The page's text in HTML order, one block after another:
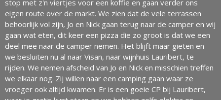
stop met z'n viertjes voor een koffie en gaan verder ons
eigen route over de markt. We zien dat de vele terrassen
behoorlijk vol zijn, Jo en Nick gaan terug naar de camper en wij
gaan wat eten, dit keer een pizza die zo groot is dat we een
deel mee naar de camper nemen. Het blijft maar gieten en
we besluiten nu al naar Visan, naar wijnhuis Lauribert, te
rijden. We nemen afscheid van Jo en Nick en misschien treffen
we elkaar nog. Zij willen naar een camping gaan waar ze
vroeger ook altijd kwamen. Er is een goeie CP bij Lauribert,